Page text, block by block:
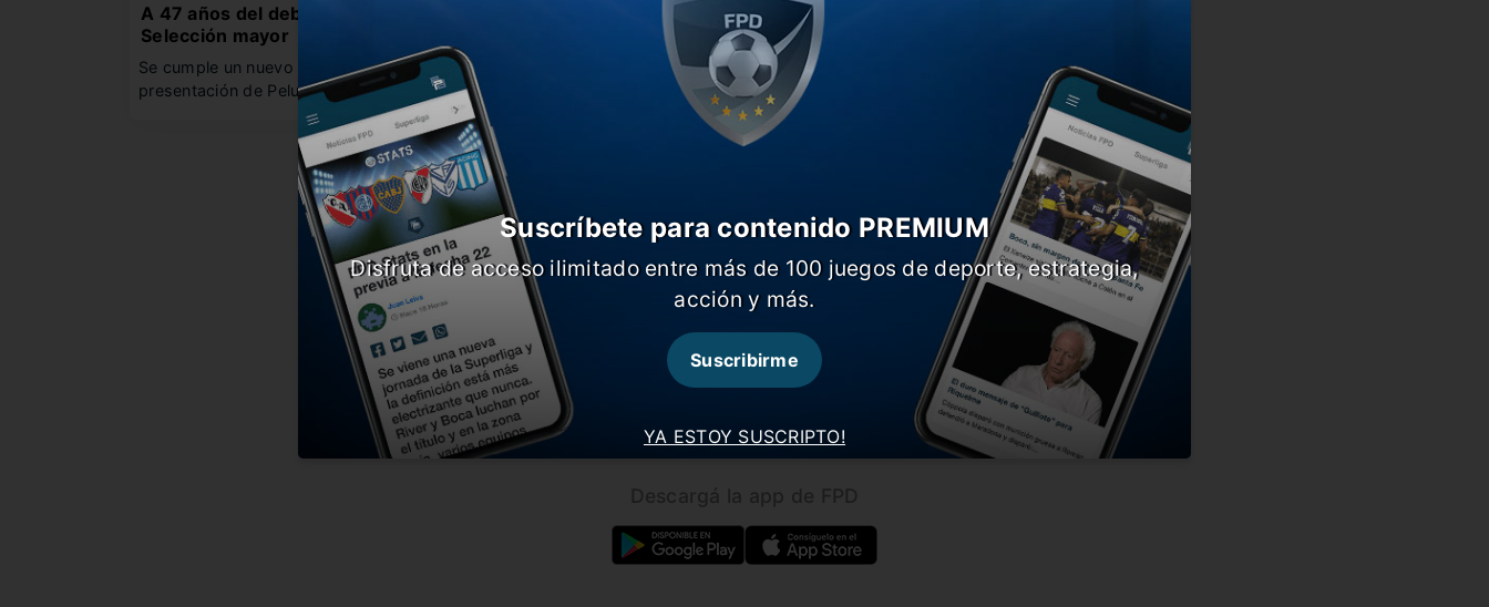
A 47 años del debut de Maradona en la
Selección mayor
Se cumple un nuevo aniversario de la
presentación de Pelusa con la…
CARGAR MÁS NOTICIAS
YA ESTOY SUSCRIPTO!
Suscríbete para contenido PREMIUM
Disfruta de acceso ilimitado entre más de 100 juegos de deporte, estrategia,
acción y más.
Suscribirme